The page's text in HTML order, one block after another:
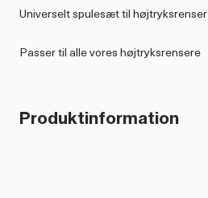
Universelt spulesæt til højtryksrenser
Passer til alle vores højtryksrensere
Produktinformation